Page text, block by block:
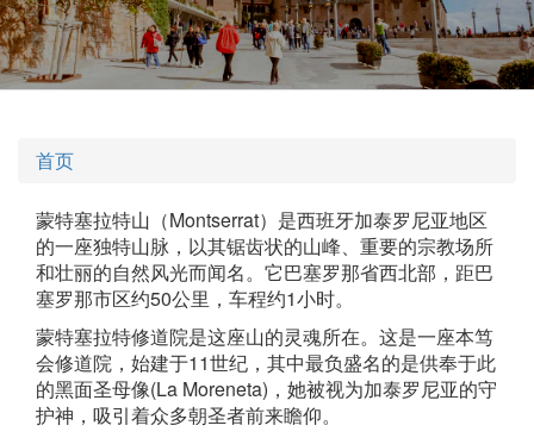
首页
蒙特塞拉特山（Montserrat）是西班牙加泰罗尼亚地区
的一座独特山脉，以其锯齿状的山峰、重要的宗教场所
和壮丽的自然风光而闻名。它巴塞罗那省西北部，距巴
塞罗那市区约50公里，车程约1小时。
蒙特塞拉特修道院是这座山的灵魂所在。这是一座本笃
会修道院，始建于11世纪，其中最负盛名的是供奉于此
的黑面圣母像(La Moreneta)，她被视为加泰罗尼亚的守
护神，吸引着众多朝圣者前来瞻仰。